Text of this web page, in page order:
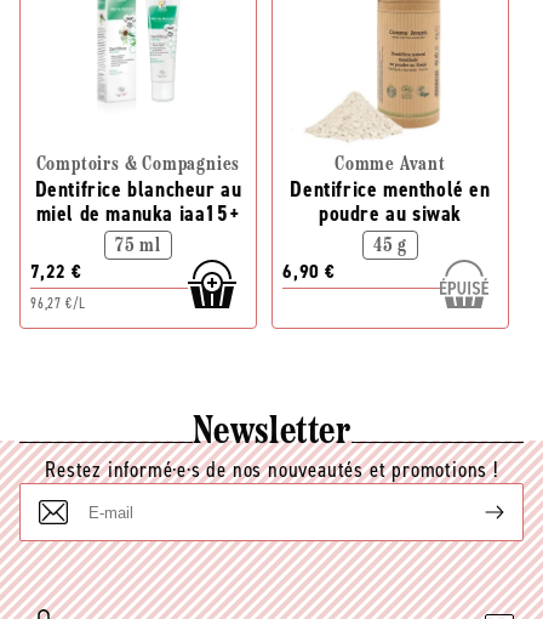
Comptoirs & Compagnies
Dentifrice blancheur au
miel de manuka iaa15+
75 ml
7,22 €
96,27 €/L
Comme Avant
Dentifrice mentholé en
poudre au siwak
45 g
6,90 €
Newsletter
Restez informé·e·s de nos nouveautés et promotions !
E-
mail